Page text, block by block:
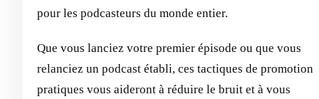
pour les podcasteurs du monde entier.
Que vous lanciez votre premier épisode ou que vous
relanciez un podcast établi, ces tactiques de promotion
pratiques vous aideront à réduire le bruit et à vous